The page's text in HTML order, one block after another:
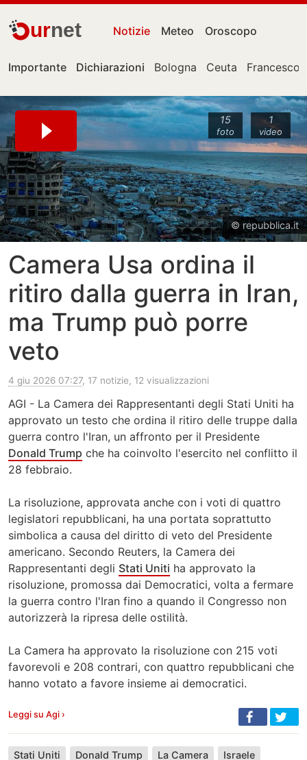
urnet Notizie Meteo Oroscopo
Importante Dichiarazioni Bologna Ceuta Francesco
15
foto
1
video
© repubblica.it
Camera Usa ordina il
ritiro dalla guerra in Iran,
ma Trump può porre
veto
4 giu 2026 07:27, 17 notizie, 12 visualizzazioni
AGI - La Camera dei Rappresentanti degli Stati Uniti ha
approvato un testo che ordina il ritiro delle truppe dalla
guerra contro l'Iran, un affronto per il Presidente
Donald Trump che ha coinvolto l'esercito nel conflitto il
28 febbraio.
La risoluzione, approvata anche con i voti di quattro
legislatori repubblicani, ha una portata soprattutto
simbolica a causa del diritto di veto del Presidente
americano. Secondo Reuters, la Camera dei
Rappresentanti degli Stati Uniti ha approvato la
risoluzione, promossa dai Democratici, volta a fermare
la guerra contro l'Iran fino a quando il Congresso non
autorizzerà la ripresa delle ostilità.
La Camera ha approvato la risoluzione con 215 voti
favorevoli e 208 contrari, con quattro repubblicani che
hanno votato a favore insieme ai democratici.
Leggi su Agi ›
Stati Uniti Donald Trump La Camera Israele